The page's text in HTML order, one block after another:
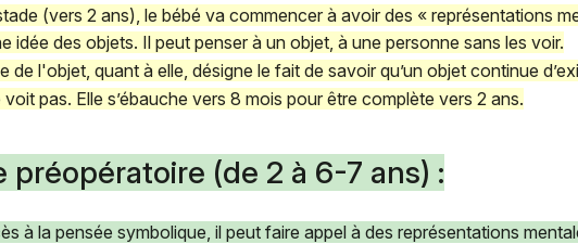
(vers 2 ans), le bébé va commencer à avoir des « représentations
idée des objets. Il peut penser à un objet, à une personne sans les voir.
de l'objet, quant à elle, désigne le fait de savoir qu’un objet continue
voit pas. Elle s’ébauche vers 8 mois pour être complète vers 2 ans.
préopératoire (de 2 à 6-7 ans) :
à la pensée symbolique, il peut faire appel à des représentations